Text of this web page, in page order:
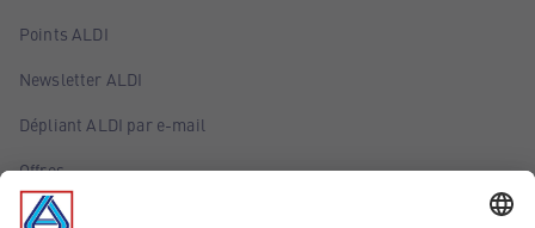
Points ALDI
Newsletter ALDI
Dépliant ALDI par e-mail
Offres
Infos essentielles